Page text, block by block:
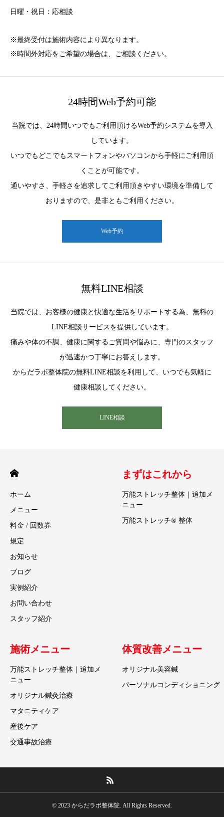
日曜・祝日：応相談
※最終受付は施術内容により異なります。
※時間外対応をご希望の場合は、ご相談ください。
24時間Web予約可能
当院では、24時間いつでもご利用頂けるWeb予約システムを導入
しています。
いつでもどこでもスマートフォンやパソコンから手軽にご利用頂
くことが可能です。
通いやすさ、手軽さを追求してご利用頂きやすい環境を準備して
おりますので、是非ともご利用ください。
Web予約
無料LINE相談
当院では、お客様の健康と快適な生活をサポートする為、無料の
LINE相談サービスを提供しています。
痛みや体の不調、健康に関するご質問や悩みに、専門のスタッフ
が迅速かつ丁寧にお答えします。
からだラボ整体院の無料LINE相談を利用して、いつでも気軽に
健康相談してください。
LINE相談
ホーム
メニュー
料金 / 回数券
規定
お知らせ
ブログ
実例紹介
お問い合わせ
スタッフ紹介
まずはこれから
万能ストレッチ整体｜追加メ
ニュー
万能ストレッチ® 整体
施術メニュー
万能ストレッチ整体｜追加メ
ニュー
オリジナル鍼灸治療
マタニティケア
産後ケア
交通事故治療
体質改善メニュー
オリジナル美容鍼
パーソナルコンディショニング
© 2023 からだラボ整体院. All Rights Reserved.